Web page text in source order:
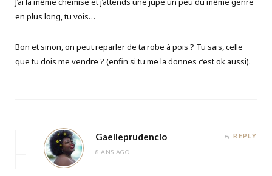
en plus long, tu vois…
Bon et sinon, on peut reparler de ta robe à pois ? Tu sais, celle
que tu dois me vendre ? (enfin si tu me la donnes c’est ok aussi).
Gaelleprudencio
8 ANS AGO
REPLY